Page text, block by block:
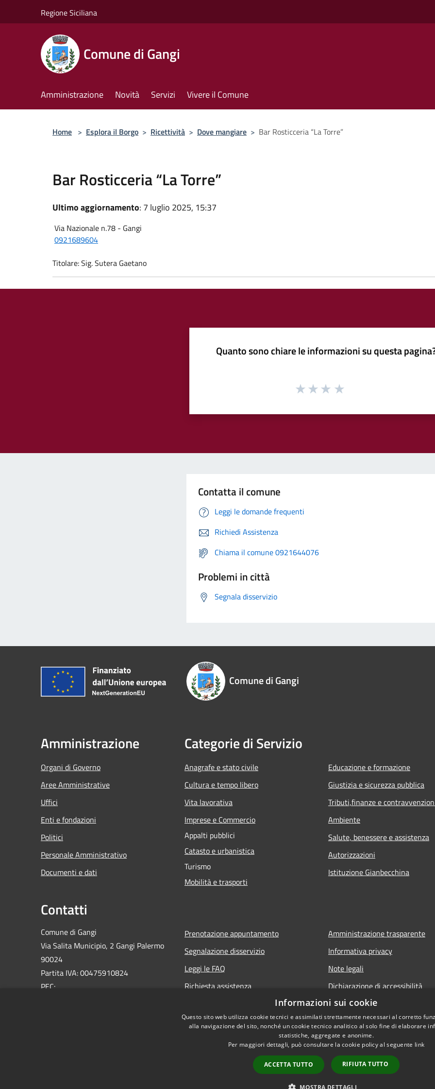
Regione Siciliana
Comune di Gangi
Amministrazione Novità Servizi Vivere il Comune
Home > Esplora il Borgo > Ricettività > Dove mangiare > Bar Rosticceria “La Torre”
Bar Rosticceria “La Torre”
Ultimo aggiornamento: 7 luglio 2025, 15:37
Via Nazionale n.78 - Gangi
0921689604
Titolare: Sig. Sutera Gaetano
Quanto sono chiare le informazioni su questa
Contatta il comune
Leggi le domande frequenti
Richiedi Assistenza
Chiama il comune 0921644076
Problemi in città
Segnala disservizio
Comune di Gangi
Amministrazione
Organi di Governo
Aree Amministrative
Uffici
Enti e fondazioni
Politici
Personale Amministrativo
Documenti e dati
Categorie di Servizio
Anagrafe e stato civile
Cultura e tempo libero
Vita lavorativa
Imprese e Commercio
Appalti pubblici
Catasto e urbanistica
Turismo
Mobilità e trasporti
Educazione e formazione
Giustizia e sicurezza pubblica
Tributi,finanze e
Ambiente
Salute, benessere e assistenza
Autorizzazioni
Istituzione Gianbecchina
Contatti
Comune di Gangi
Via Salita Municipio, 2 Gangi Palermo
90024
Partita IVA: 00475910824
PEC:
Prenotazione appuntamento
Segnalazione disservizio
Leggi le FAQ
Richiesta assistenza
Amministrazione trasparente
Informativa privacy
Note legali
Dichiarazione di accessibilità
Copyright © 2026 •
Informazioni sui cookie
Questo sito web utilizza cookie tecnici e assimilati strettamente necessari al corretto
alla navigazione del sito, nonché un cookie tecnico analitico al solo fine di elaborare
statistiche, aggregate e anonime.
Per maggiori dettagli, può consultare la cookie policy al seguente link
ACCETTA TUTTO RIFIUTA TUTTO
MOSTRA DETTAGLI